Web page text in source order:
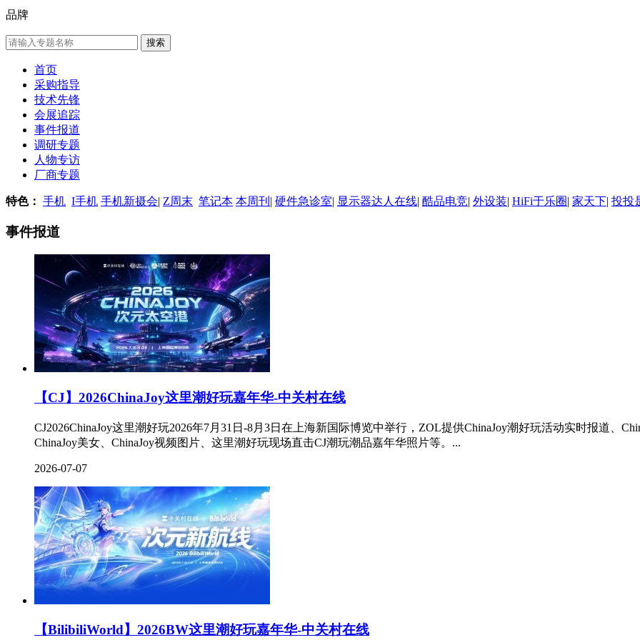
品牌
首页
采购指导
技术先锋
会展追踪
事件报道
调研专题
人物专访
厂商专题
特色： 手机 I手机 手机新摄会| Z周末 笔记本 本周刊 | 硬件急诊室| 显示器达人在线| 酷品电竞| 外设装| HiFi于乐圈| 家天下| 投投
事件报道
【CJ】2026ChinaJoy这里潮好玩嘉年华-中关村在线
CJ2026ChinaJoy这里潮好玩2026年7月31日-8月3日在上海新国际博览中举行，ZOL提供ChinaJoy潮好玩活动实时报道、
ChinaJoy美女、ChinaJoy视频图片、这里潮好玩现场直击CJ潮玩潮品嘉年华照片等。...
2026-07-07
【BilibiliWorld】2026BW这里潮好玩嘉年华-中关村在线